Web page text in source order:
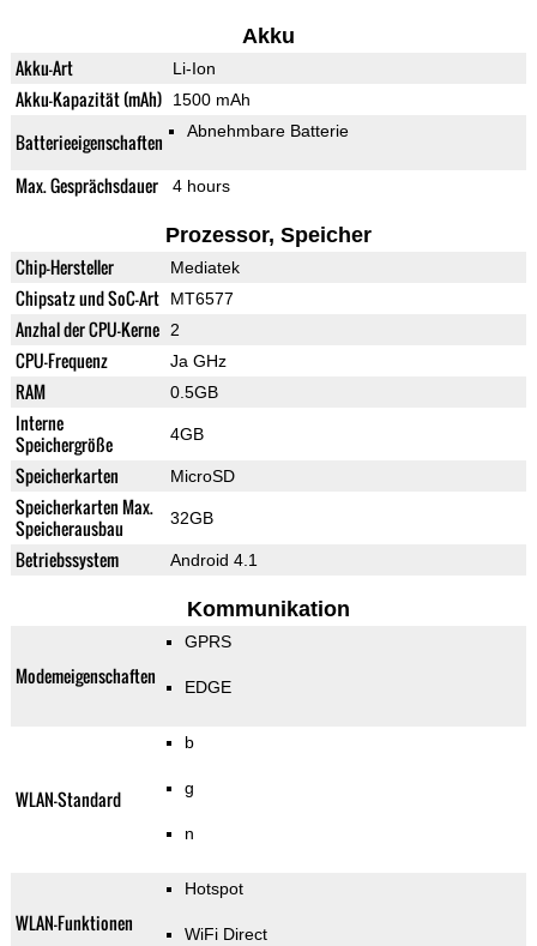
Akku
Akku-Art Li-Ion
Akku-Kapazität (mAh) 1500 mAh
Batterieeigenschaften Abnehmbare Batterie
Max. Gesprächsdauer 4 hours
Prozessor, Speicher
Chip-Hersteller Mediatek
Chipsatz und SoC-Art MT6577
Anzhal der CPU-Kerne 2
CPU-Frequenz Ja GHz
RAM 0.5GB
Interne
Speichergröße
4GB
Speicherkarten MicroSD
Speicherkarten Max.
Speicherausbau
32GB
Betriebssystem Android 4.1
Kommunikation
Modemeigenschaften
GPRS
EDGE
WLAN-Standard
b
g
n
WLAN-Funktionen
Hotspot
WiFi Direct